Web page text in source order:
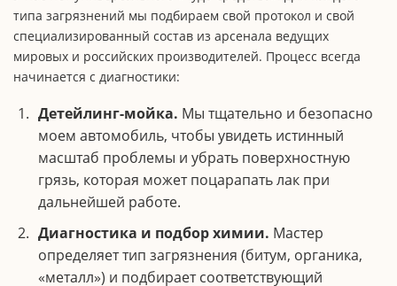
типа загрязнений мы подбираем свой протокол и свой
специализированный состав из арсенала ведущих
мировых и российских производителей. Процесс всегда
начинается с диагностики:
Детейлинг-мойка. Мы тщательно и безопасно
моем автомобиль, чтобы увидеть истинный
масштаб проблемы и убрать поверхностную
грязь, которая может поцарапать лак при
дальнейшей работе.
Диагностика и подбор химии. Мастер
определяет тип загрязнения (битум, органика,
«металл») и подбирает соответствующий